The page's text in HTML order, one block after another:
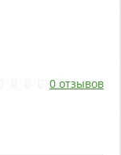
0 отзывов